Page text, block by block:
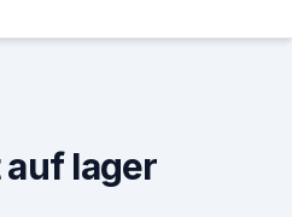
lager